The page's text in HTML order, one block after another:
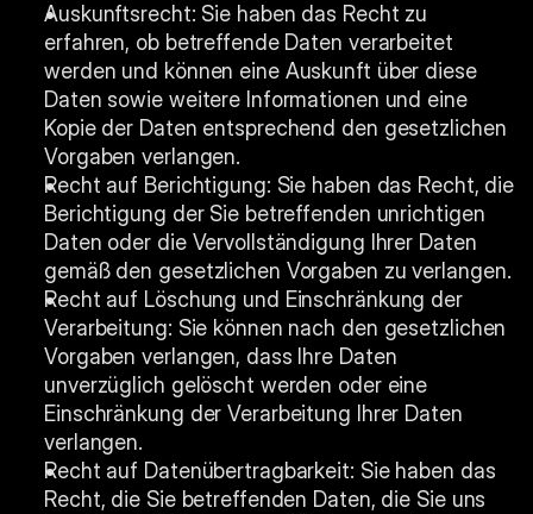
Auskunftsrecht: Sie haben das Recht zu
erfahren, ob betreffende Daten verarbeitet
werden und können eine Auskunft über diese
Daten sowie weitere Informationen und eine
Kopie der Daten entsprechend den gesetzlichen
Vorgaben verlangen.
Recht auf Berichtigung: Sie haben das Recht, die
Berichtigung der Sie betreffenden unrichtigen
Daten oder die Vervollständigung Ihrer Daten
gemäß den gesetzlichen Vorgaben zu verlangen.
Recht auf Löschung und Einschränkung der
Verarbeitung: Sie können nach den gesetzlichen
Vorgaben verlangen, dass Ihre Daten
unverzüglich gelöscht werden oder eine
Einschränkung der Verarbeitung Ihrer Daten
verlangen.
Recht auf Datenübertragbarkeit: Sie haben das
Recht, die Sie betreffenden Daten, die Sie uns